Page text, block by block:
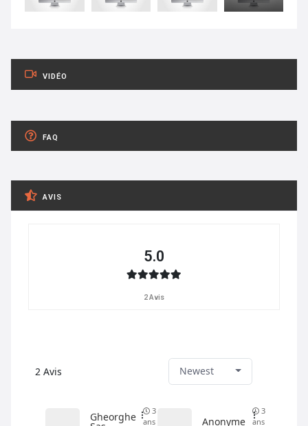
VIDÉO
FAQ
AVIS
5.0
2 Avis
2 Avis Newest
Gheorghe
3
ans
Anonyme
3
ans